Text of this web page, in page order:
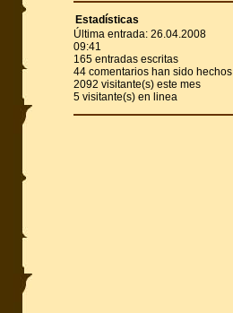
Estadísticas
Última entrada: 26.04.2008
09:41
165 entradas escritas
44 comentarios han sido hechos
2092 visitante(s) este mes
5 visitante(s) en linea